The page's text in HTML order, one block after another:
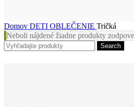
Domov DETI OBLEČENIE Tričká
Neboli nájdené žiadne produkty
Search